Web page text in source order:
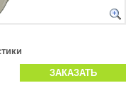
ЗАКАЗАТЬ